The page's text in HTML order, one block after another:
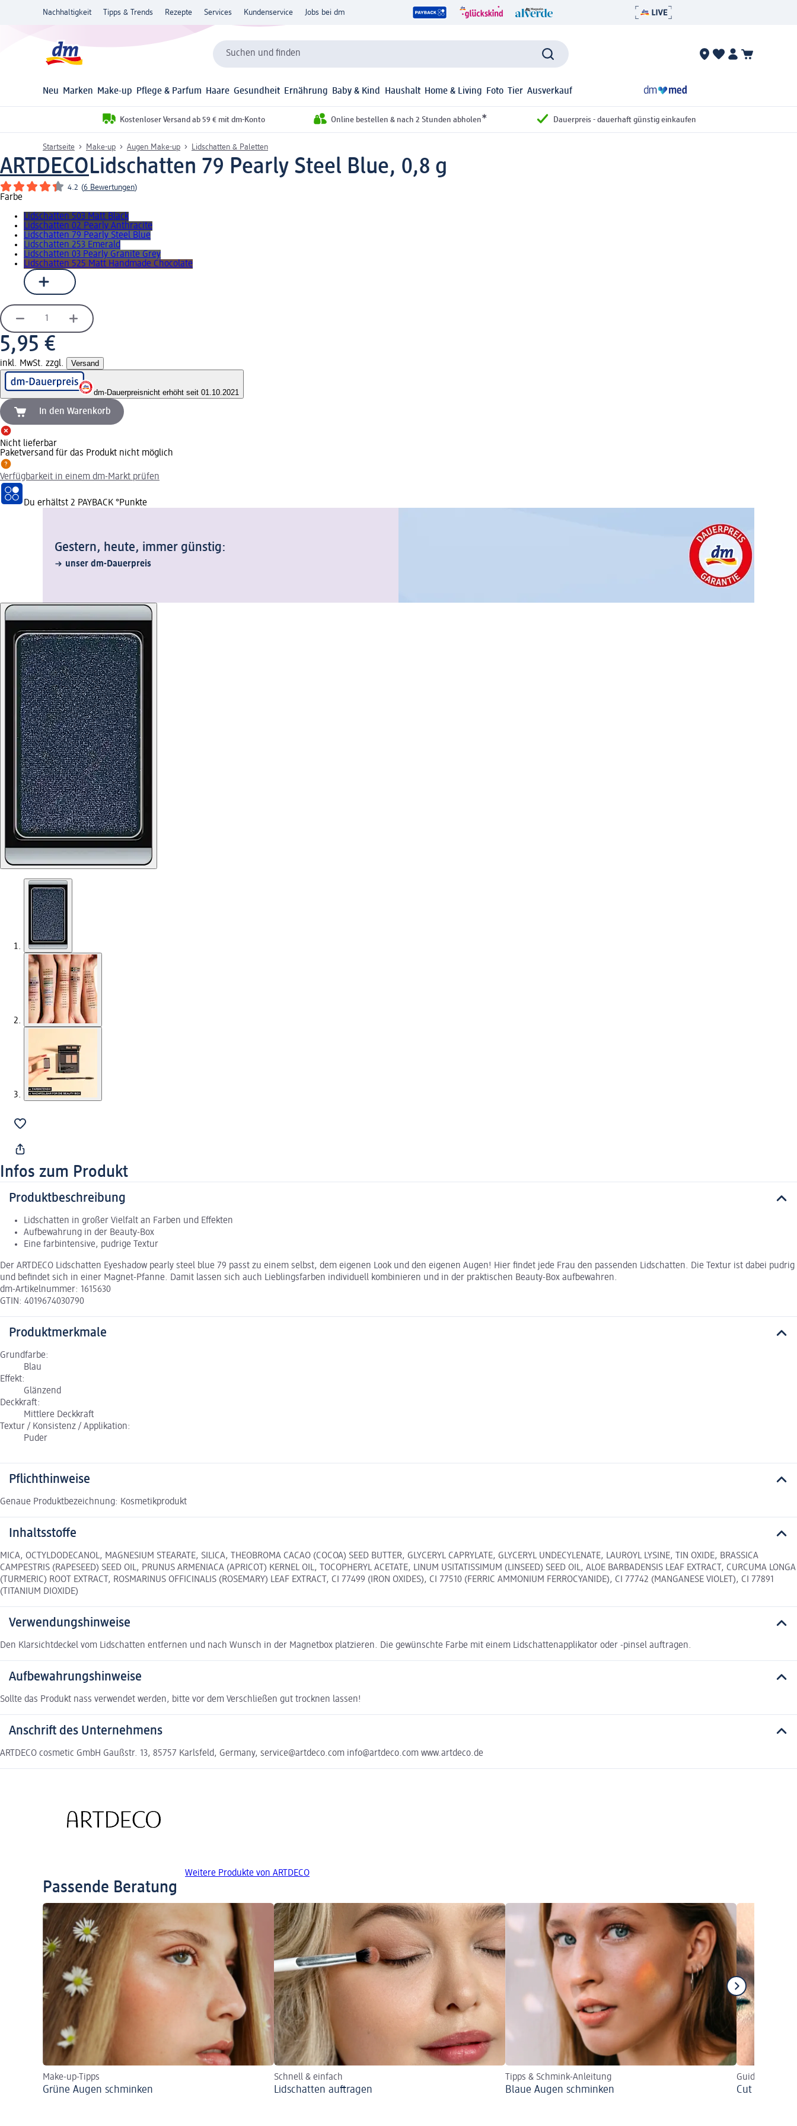
Nachhaltigkeit Tipps & Trends Rezepte Services Kundenservice Jobs bei dm
Suchen und finden
Neu Marken Make-up Pflege & Parfum Haare Gesundheit Ernährung Baby & Kind Haushalt Home & Living Foto Tier Ausverkauf
Kostenloser Versand ab 59 € mit dm-Konto Online bestellen & nach 2 Stunden abholen* Dauerpreis - dauerhaft günstig einkaufen
Startseite Make-up Augen Make-up Lidschatten & Paletten
ARTDECOLidschatten 79 Pearly Steel Blue, 0,8 g
4.2 (6 Bewertungen)
Farbe
Lidschatten 503 Matt Black
Lidschatten 02 Pearly Anthracite
Lidschatten 79 Pearly Steel Blue
Lidschatten 253 Emerald
Lidschatten 03 Pearly Granite Grey
Lidschatten 525 Matt Handmade Chocolate
5,95 €
inkl. MwSt. zzgl. Versand
dm-Dauerpreisnicht erhöht seit 01.10.2021
In den Warenkorb
Nicht lieferbar
Paketversand für das Produkt nicht möglich
Verfügbarkeit in einem dm-Markt prüfen
Du erhältst 2 PAYBACK °Punkte
Gestern, heute, immer günstig:
unser dm-Dauerpreis
Infos zum Produkt
Produktbeschreibung
Lidschatten in großer Vielfalt an Farben und Effekten
Aufbewahrung in der Beauty-Box
Eine farbintensive, pudrige Textur
Der ARTDECO Lidschatten Eyeshadow pearly steel blue 79 passt zu einem selbst, dem eigenen Look und den eigenen Augen! Hier findet jede Frau den passenden Lidschatten. Die Textur ist dabei pudrig
und befindet sich in einer Magnet-Pfanne. Damit lassen sich auch Lieblingsfarben individuell kombinieren und in der praktischen Beauty-Box aufbewahren.
dm-Artikelnummer: 1615630
GTIN: 4019674030790
Produktmerkmale
Grundfarbe:
Blau
Effekt:
Glänzend
Deckkraft:
Mittlere Deckkraft
Textur / Konsistenz / Applikation:
Puder
Pflichthinweise
Genaue Produktbezeichnung: Kosmetikprodukt
Inhaltsstoffe
MICA, OCTYLDODECANOL, MAGNESIUM STEARATE, SILICA, THEOBROMA CACAO (COCOA) SEED BUTTER, GLYCERYL CAPRYLATE, GLYCERYL UNDECYLENATE, LAUROYL LYSINE, TIN OXIDE, BRASSICA
CAMPESTRIS (RAPESEED) SEED OIL, PRUNUS ARMENIACA (APRICOT) KERNEL OIL, TOCOPHERYL ACETATE, LINUM USITATISSIMUM (LINSEED) SEED OIL, ALOE BARBADENSIS LEAF EXTRACT, CURCUMA LONGA
(TURMERIC) ROOT EXTRACT, ROSMARINUS OFFICINALIS (ROSEMARY) LEAF EXTRACT, CI 77499 (IRON OXIDES), CI 77510 (FERRIC AMMONIUM FERROCYANIDE), CI 77742 (MANGANESE VIOLET), CI 77891
(TITANIUM DIOXIDE)
Verwendungshinweise
Den Klarsichtdeckel vom Lidschatten entfernen und nach Wunsch in der Magnetbox platzieren. Die gewünschte Farbe mit einem Lidschattenapplikator oder -pinsel auftragen.
Aufbewahrungshinweise
Sollte das Produkt nass verwendet werden, bitte vor dem Verschließen gut trocknen lassen!
Anschrift des Unternehmens
ARTDECO cosmetic GmbH Gaußstr. 13, 85757 Karlsfeld, Germany, service@artdeco.com info@artdeco.com www.artdeco.de
Weitere Produkte von ARTDECO
Passende Beratung
Make-up-Tipps
Grüne Augen schminken
Schnell & einfach
Lidschatten auftragen
Tipps & Schmink-Anleitung
Blaue Augen schminken
Guide für Dein
Cut Crease